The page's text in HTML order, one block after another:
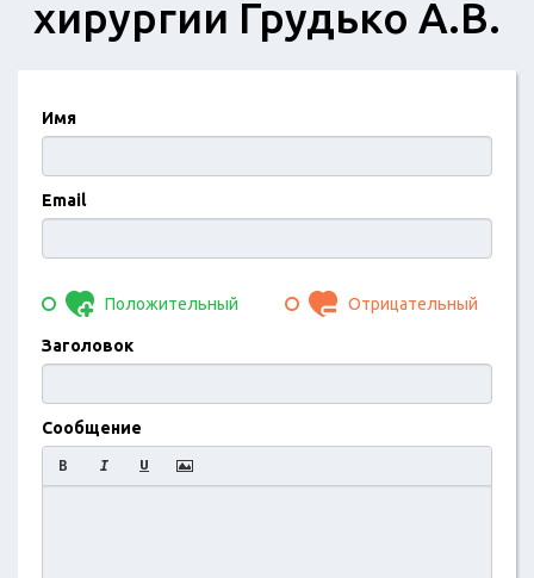
хирургии Грудько А.В.
Имя
Email
Положительный Отрицательный
Заголовок
Сообщение